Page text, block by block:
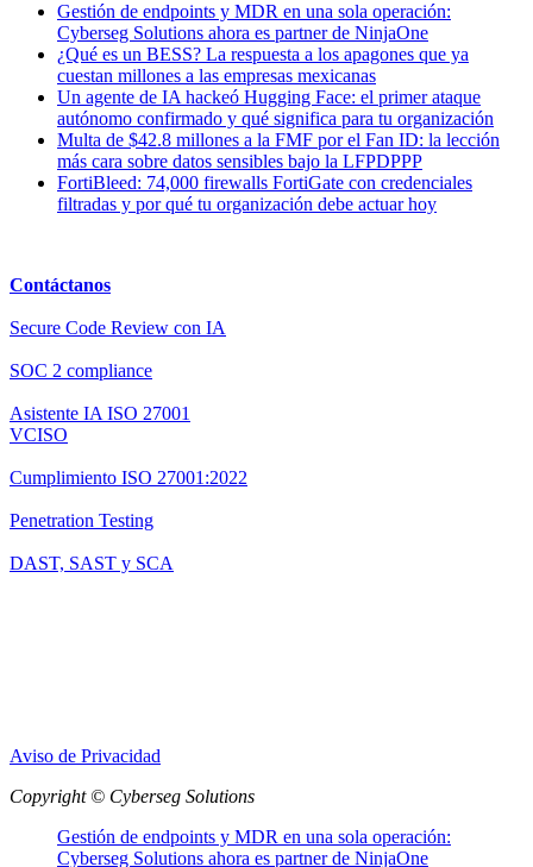
Gestión de endpoints y MDR en una sola operación:
Cyberseg Solutions ahora es partner de NinjaOne
¿Qué es un BESS? La respuesta a los apagones que ya
cuestan millones a las empresas mexicanas
Un agente de IA hackeó Hugging Face: el primer ataque
autónomo confirmado y qué significa para tu organización
Multa de $42.8 millones a la FMF por el Fan ID: la lección
más cara sobre datos sensibles bajo la LFPDPPP
FortiBleed: 74,000 firewalls FortiGate con credenciales
filtradas y por qué tu organización debe actuar hoy
Contáctanos
Secure Code Review con IA
SOC 2 compliance
Asistente IA ISO 27001
VCISO
Cumplimiento ISO 27001:2022
Penetration Testing
DAST, SAST y SCA
Aviso de Privacidad
Copyright © Cyberseg Solutions
Gestión de endpoints y MDR en una sola operación:
Cyberseg Solutions ahora es partner de NinjaOne